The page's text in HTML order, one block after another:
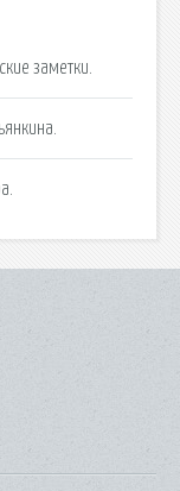
заметки.